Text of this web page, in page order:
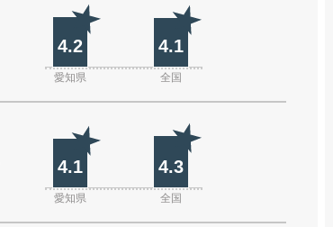
4.2 4.1
愛知県 全国
4.1 4.3
愛知県 全国